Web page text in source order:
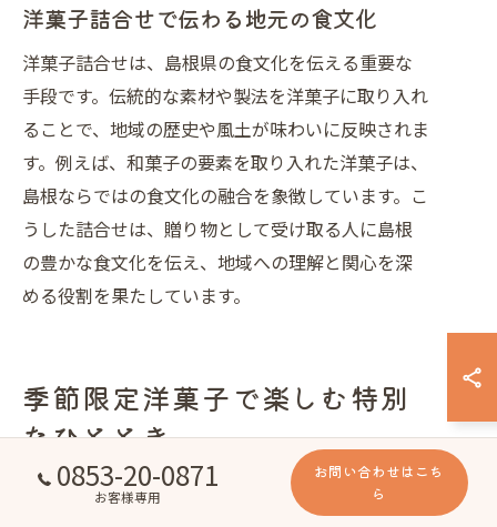
洋菓子詰合せで伝わる地元の食文化
洋菓子詰合せは、島根県の食文化を伝える重要な
手段です。伝統的な素材や製法を洋菓子に取り入れ
ることで、地域の歴史や風土が味わいに反映されま
す。例えば、和菓子の要素を取り入れた洋菓子は、
島根ならではの食文化の融合を象徴しています。こ
うした詰合せは、贈り物として受け取る人に島根
の豊かな食文化を伝え、地域への理解と関心を深
める役割を果たしています。
季節限定洋菓子で楽しむ特別
なひととき
0853-20-0871
お客様専用
お問い合わせはこち
ら